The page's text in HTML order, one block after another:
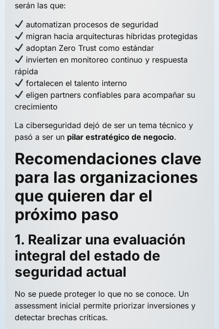
serán las que:
automatizan procesos de seguridad
migran hacia arquitecturas híbridas protegidas
adoptan Zero Trust como estándar
invierten en monitoreo continuo y respuesta
rápida
fortalecen el talento interno
eligen partners confiables para acompañar su
crecimiento
La ciberseguridad dejó de ser un tema técnico y
pasó a ser un pilar estratégico de negocio.
Recomendaciones clave
para las organizaciones
que quieren dar el
próximo paso
1. Realizar una evaluación
integral del estado de
seguridad actual
No se puede proteger lo que no se conoce. Un
assessment inicial permite priorizar inversiones y
detectar brechas críticas.